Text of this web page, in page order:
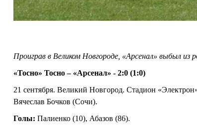
Проиграв в Великом Новгороде, «Арсенал» выбыл из
«Тосно» Тосно – «Арсенал» - 2:0 (1:0)
21 сентября. Великий Новгород. Стадион
Вячеслав Бочков (Сочи).
Голы: Палиенко (10), Абазов (86).